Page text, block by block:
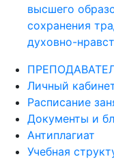
высшего
сохранения
духовно-
Личный
Расписание
Документы и
Антиплагиат
Учебная